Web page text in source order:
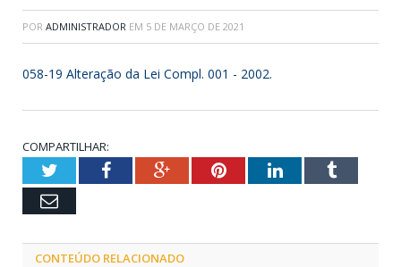
POR ADMINISTRADOR EM 5 DE MARÇO DE 2021
058-19 Alteração da Lei Compl. 001 - 2002.
COMPARTILHAR:
TwitterFacebookGoogle+PinterestLinkedInTumblr
Email
CONTEÚDO RELACIONADO